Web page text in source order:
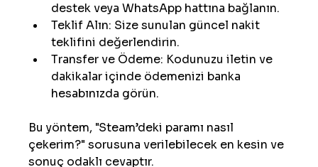
destek veya WhatsApp hattına bağlanın.
Teklif Alın: Size sunulan güncel nakit
teklifini değerlendirin.
Transfer ve Ödeme: Kodunuzu iletin ve
dakikalar içinde ödemenizi banka
hesabınızda görün.
Bu yöntem, "Steam’deki paramı nasıl
çekerim?" sorusuna verilebilecek en kesin ve
sonuç odaklı cevaptır.